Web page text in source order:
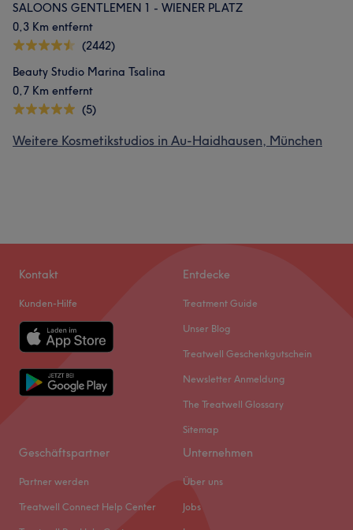
SALOONS GENTLEMEN 1 - WIENER PLATZ
0,3 Km entfernt
(2442)
Beauty Studio Marina Tsalina
0,7 Km entfernt
(5)
Weitere Kosmetikstudios in Au-Haidhausen, München
Kontakt
Kunden-Hilfe
Entdecke
Treatment Guide
Unser Blog
Treatwell Geschenkgutschein
Newsletter Anmeldung
The Treatwell Glossary
Sitemap
Geschäftspartner
Partner werden
Treatwell Connect Help Center
Unternehmen
Über uns
Jobs